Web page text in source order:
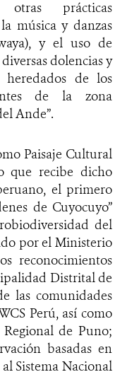
otras prácticas
música y danzas
y el uso de
dolencias y
heredados de los
de la zona
Ande”.
Paisaje Cultural
que recibe dicho
el primero
de Cuyocuyo”
del
por el Ministerio
reconocimientos
Distrital de
las comunidades
Perú, así como
de Puno;
basadas en
Sistema Nacional